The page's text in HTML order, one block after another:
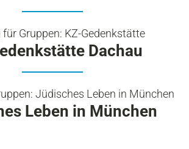
für Gruppen: KZ-Gedenkstätte
Dachau
Jüdisches Leben in München
Leben in München